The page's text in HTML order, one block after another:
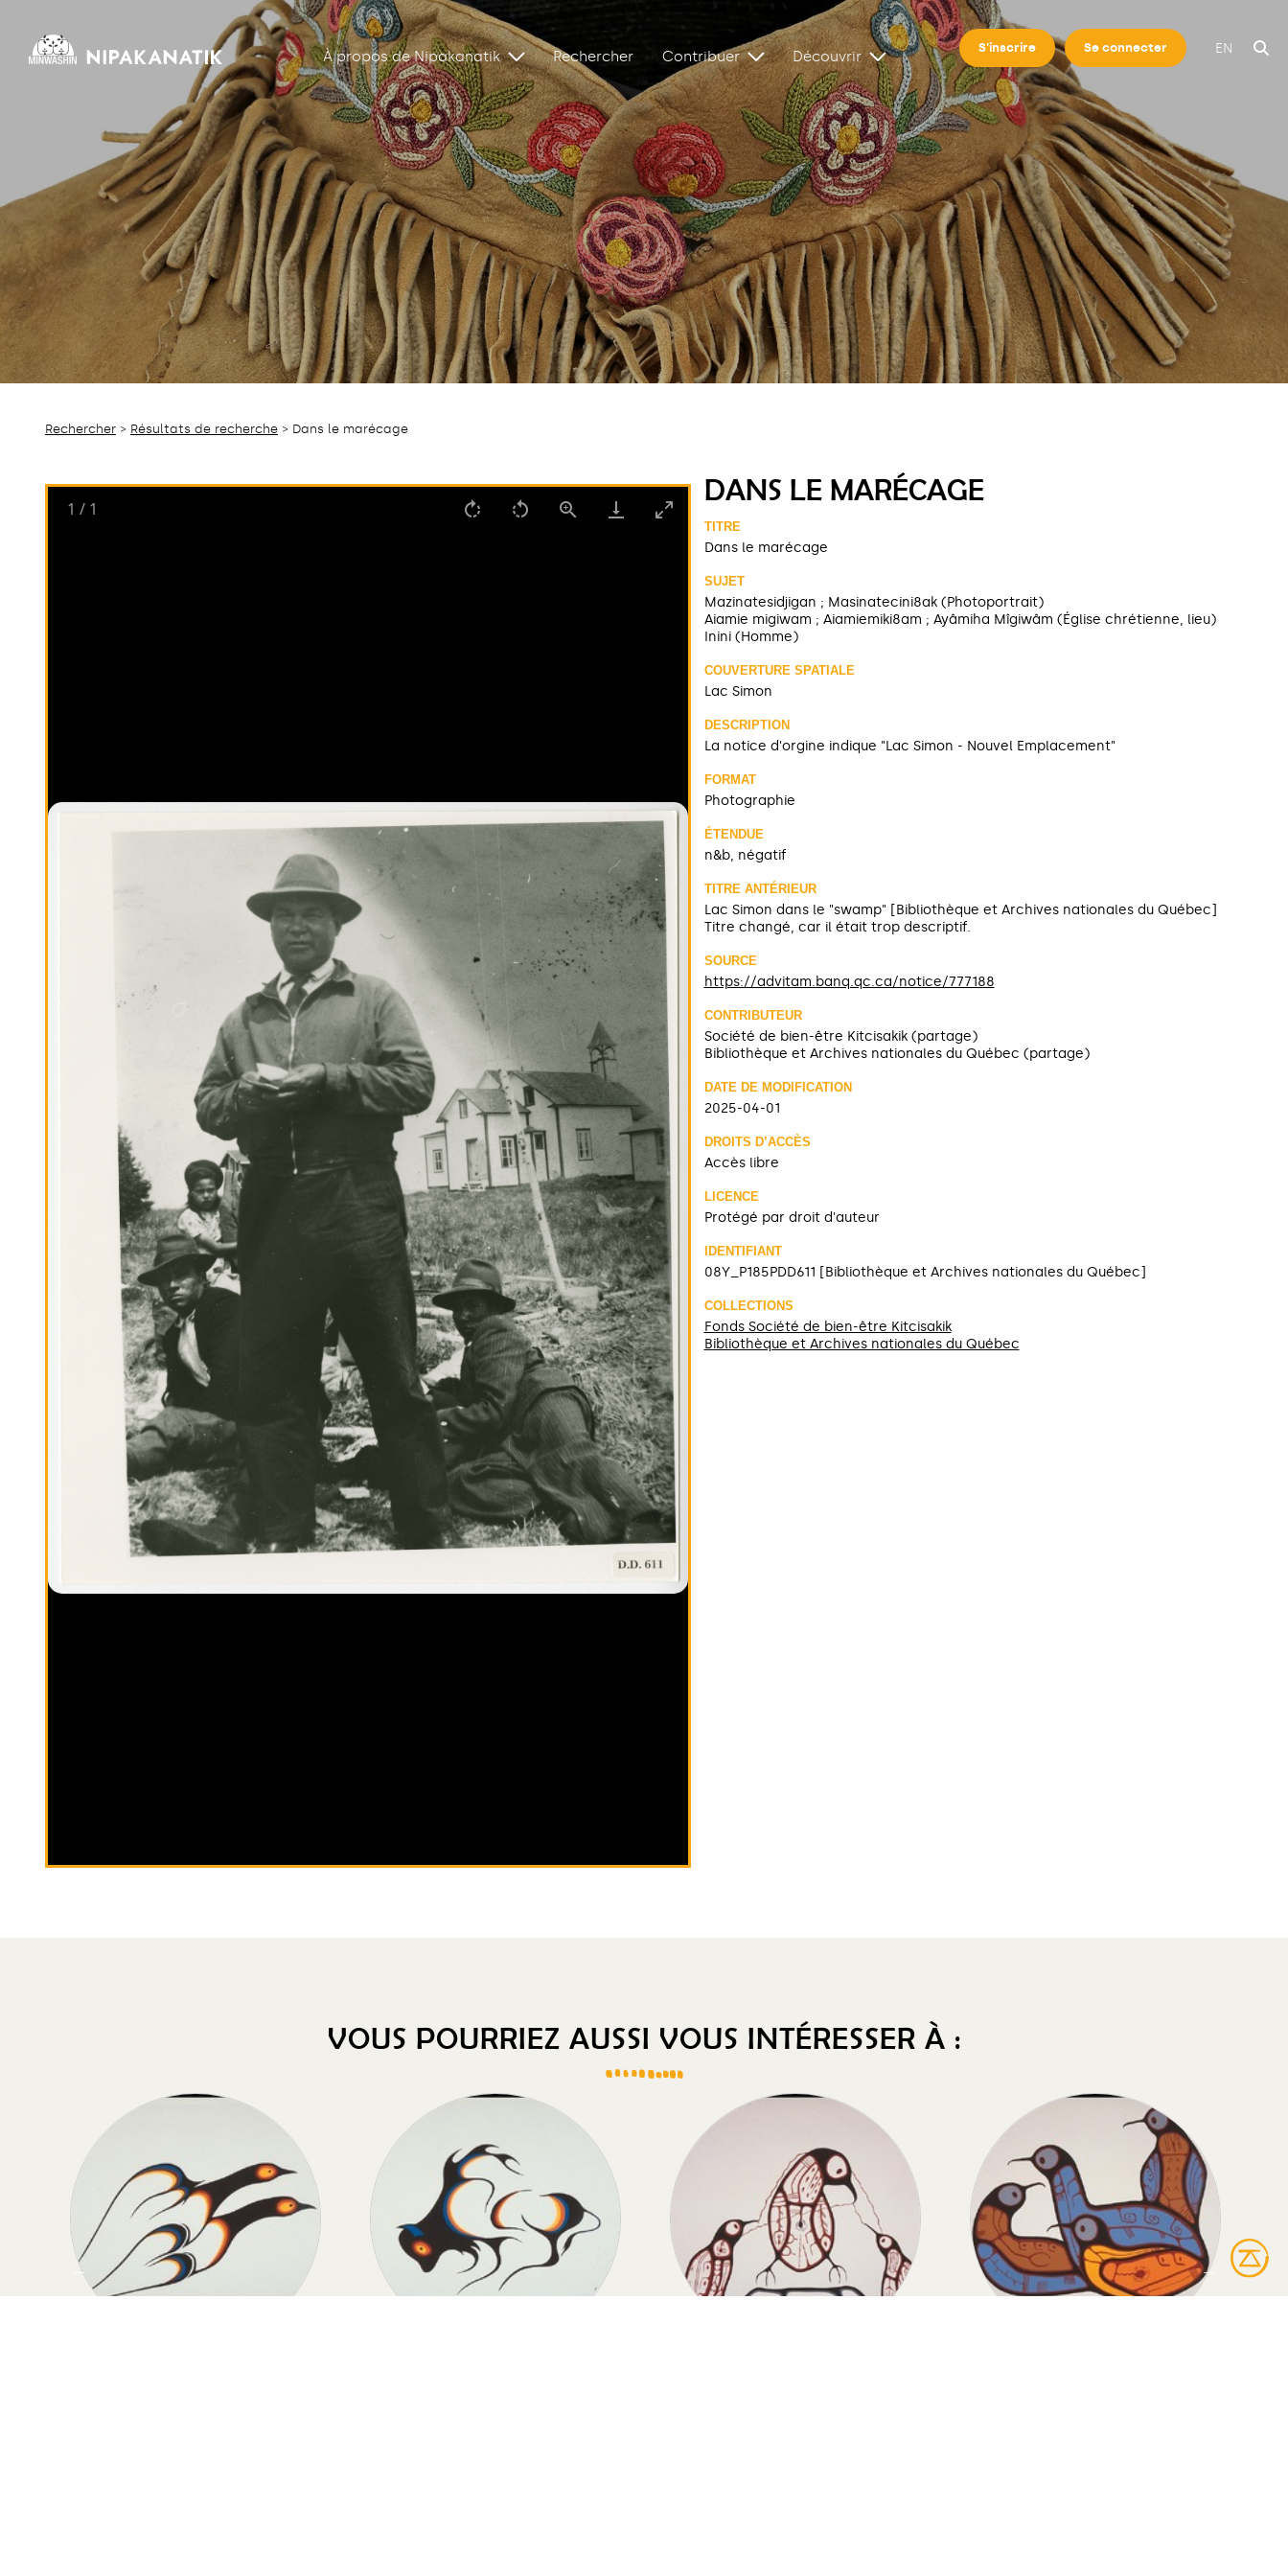
À propos de Nipakanatik Rechercher Contribuer Découvrir S'inscrire Se connecter EN
Rechercher > Résultats de recherche > Dans le marécage
1 / 1
DANS LE MARÉCAGE
TITRE
Dans le marécage
SUJET
Mazinatesidjigan ; Masinatecini8ak (Photoportrait)
Aiamie migiwam ; Aiamiemiki8am ; Ayâmiha Mîgiwâm (Église chrétienne, lieu)
Inini (Homme)
COUVERTURE SPATIALE
Lac Simon
DESCRIPTION
La notice d'orgine indique "Lac Simon - Nouvel Emplacement"
FORMAT
Photographie
ÉTENDUE
n&b, négatif
TITRE ANTÉRIEUR
Lac Simon dans le "swamp" [Bibliothèque et Archives nationales du Québec]
Titre changé, car il était trop descriptif.
SOURCE
https://advitam.banq.qc.ca/notice/777188
CONTRIBUTEUR
Société de bien-être Kitcisakik (partage)
Bibliothèque et Archives nationales du Québec (partage)
DATE DE MODIFICATION
2025-04-01
DROITS D’ACCÈS
Accès libre
LICENCE
Protégé par droit d'auteur
IDENTIFIANT
08Y_P185PDD611 [Bibliothèque et Archives nationales du Québec]
COLLECTIONS
Fonds Société de bien-être Kitcisakik
Bibliothèque et Archives nationales du Québec
VOUS POURRIEZ AUSSI VOUS INTÉRESSER À :